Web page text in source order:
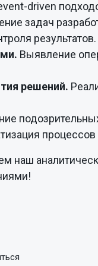
driven
задач
результатов.
Выявление
решений.
наш